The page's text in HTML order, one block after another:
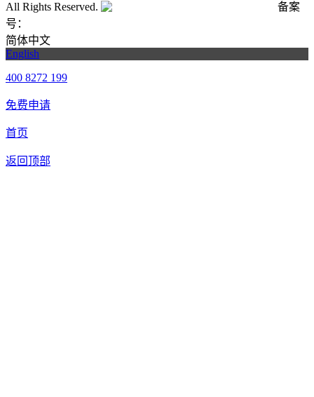
All Rights Reserved.
备案
号：
简体中文
English
400 8272 199
免费申请
首页
返回顶部